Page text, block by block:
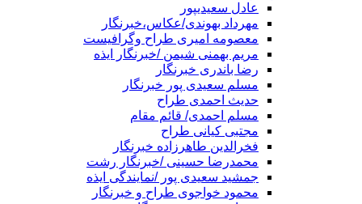
عادل سعیدیپور
مهرداد بهوندی/عکاس،خبرنگار
معصومه امیری طراح وگرافیست
مریم بهمنی شیمن /خبرنگار ایذه
رضا باندری خبرنگار
مسلم سعیدی پور خبرنگار
حدیث احمدی طراح
مسلم احمدی/ قائم مقام
مجتبی کیانی طراح
فخرالدین طاهرزاده خبرنگار
محمدرضا حسینی /خبرنگار رشت
جمشید سعیدی پور /نمایندگی ایذه
محمود خواجوی طراح و خبرنگار